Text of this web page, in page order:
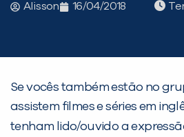
Alisson 16/04/2018
Se vocês também estão no
assistem filmes e séries em
tenham lido/ouvido a